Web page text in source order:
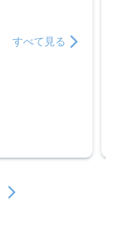
すべて見る